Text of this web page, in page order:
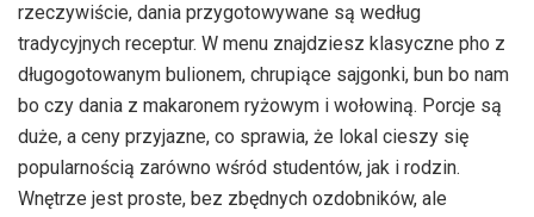
rzeczywiście, dania przygotowywane są według
tradycyjnych receptur. W menu znajdziesz klasyczne pho z
długogotowanym bulionem, chrupiące sajgonki, bun bo nam
bo czy dania z makaronem ryżowym i wołowiną. Porcje są
duże, a ceny przyjazne, co sprawia, że lokal cieszy się
popularnością zarówno wśród studentów, jak i rodzin.
Wnętrze jest proste, bez zbędnych ozdobników, ale